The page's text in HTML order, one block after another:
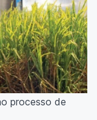
processo de